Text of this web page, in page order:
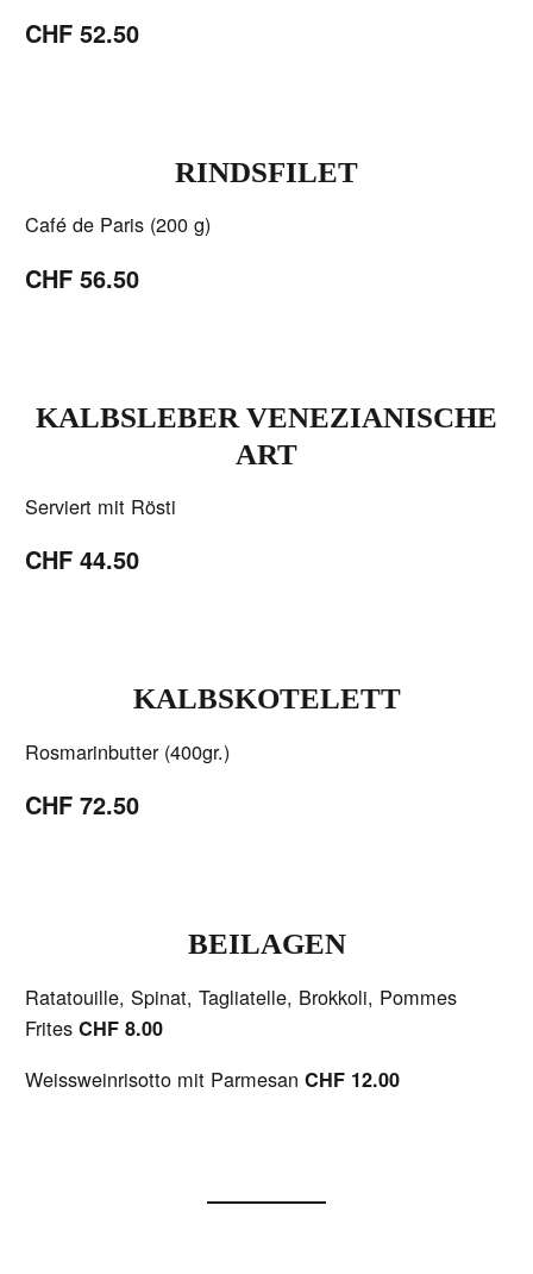
CHF 52.50
RINDSFILET
Café de Paris (200 g)
CHF 56.50
KALBSLEBER VENEZIANISCHE
ART
Serviert mit Rösti
CHF 44.50
KALBSKOTELETT
Rosmarinbutter (400gr.)
CHF 72.50
BEILAGEN
Ratatouille, Spinat, Tagliatelle, Brokkoli, Pommes
FritesCHF 8.00
Weissweinrisotto mit ParmesanCHF 12.00